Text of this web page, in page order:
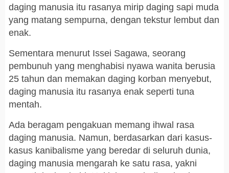
daging manusia itu rasanya mirip daging sapi muda
yang matang sempurna, dengan tekstur lembut dan
enak.
Sementara menurut Issei Sagawa, seorang
pembunuh yang menghabisi nyawa wanita berusia
25 tahun dan memakan daging korban menyebut,
daging manusia itu rasanya enak seperti tuna
mentah.
Ada beragam pengakuan memang ihwal rasa
daging manusia. Namun, berdasarkan dari kasus-
kasus kanibalisme yang beredar di seluruh dunia,
daging manusia mengarah ke satu rasa, yakni